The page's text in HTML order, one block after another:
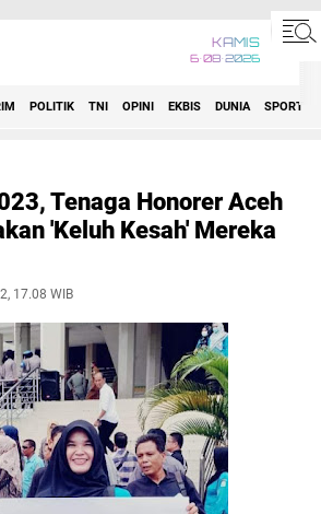
KAMIS
6•08•2026
POLITIK TNI OPINI EKBIS DUNIA SPORT
Tenaga Honorer Aceh
'Keluh Kesah' Mereka
17.08 WIB